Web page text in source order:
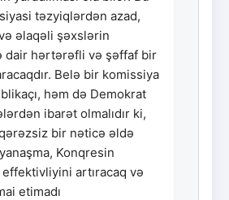
təzyiqlərdən azad,
əlaqəli şəxslərin
dair hərtərəfli və şəffaf bir
Belə bir komissiya
həm də Demokrat
ibarət olmalıdır ki,
bir nəticə əldə
Konqresin
effektivliyini artıracaq və
etimadı